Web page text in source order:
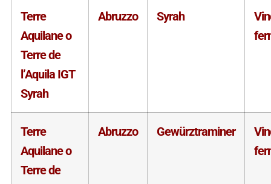
Terre
Aquilane o
Terre de
l’Aquila IGT
Syrah
Abruzzo Syrah
Terre
Aquilane o
Terre de
Abruzzo Gewürztraminer